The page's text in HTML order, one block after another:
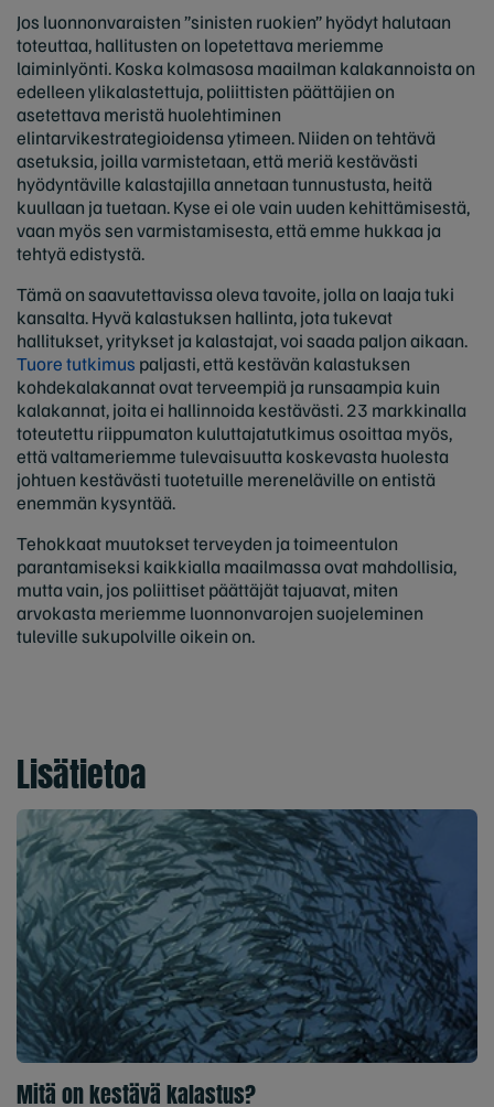
Jos luonnonvaraisten ”sinisten ruokien” hyödyt halutaan
toteuttaa, hallitusten on lopetettava meriemme
laiminlyönti. Koska kolmasosa maailman kalakannoista on
edelleen ylikalastettuja, poliittisten päättäjien on
asetettava meristä huolehtiminen
elintarvikestrategioidensa ytimeen. Niiden on tehtävä
asetuksia, joilla varmistetaan, että meriä kestävästi
hyödyntäville kalastajilla annetaan tunnustusta, heitä
kuullaan ja tuetaan. Kyse ei ole vain uuden kehittämisestä,
vaan myös sen varmistamisesta, että emme hukkaa ja
tehtyä edistystä.
Tämä on saavutettavissa oleva tavoite, jolla on laaja tuki
kansalta. Hyvä kalastuksen hallinta, jota tukevat
hallitukset, yritykset ja kalastajat, voi saada paljon aikaan.
Tuore tutkimus paljasti, että kestävän kalastuksen
kohdekalakannat ovat terveempiä ja runsaampia kuin
kalakannat, joita ei hallinnoida kestävästi. 23 markkinalla
toteutettu riippumaton kuluttajatutkimus osoittaa myös,
että valtameriemme tulevaisuutta koskevasta huolesta
johtuen kestävästi tuotetuille mereneläville on entistä
enemmän kysyntää.
Tehokkaat muutokset terveyden ja toimeentulon
parantamiseksi kaikkialla maailmassa ovat mahdollisia,
mutta vain, jos poliittiset päättäjät tajuavat, miten
arvokasta meriemme luonnonvarojen suojeleminen
tuleville sukupolville oikein on.
Lisätietoa
Mitä on kestävä kalastus?